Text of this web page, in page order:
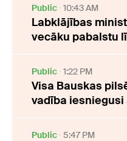
Public 10:43 AM
Labklājības
vecāku pabalstu
Public 1:22 PM
Visa Bauskas
vadība
Public 5:47 PM